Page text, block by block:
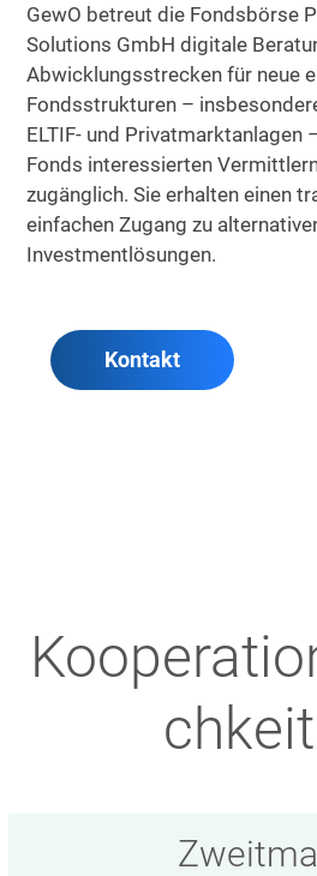
GewO betreut die Fondsbörse
Solutions GmbH digitale
Abwicklungsstrecken für neue
Fondsstrukturen –
ELTIF- und Privatmarktanlagen
Fonds interessierten
zugänglich. Sie erhalten einen
einfachen Zugang zu
Investmentlösungen.
Kontakt